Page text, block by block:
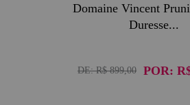
Domaine Vincent
Duresse...
DE:R$ 899,00 POR: